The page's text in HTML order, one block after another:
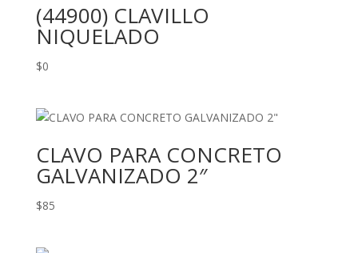
(44900) CLAVILLO
NIQUELADO
$0
CLAVO PARA CONCRETO
GALVANIZADO 2″
$85